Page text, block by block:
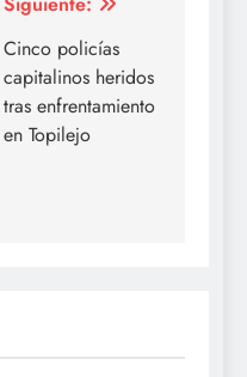
Cinco policías
capitalinos heridos
tras enfrentamiento
en Topilejo